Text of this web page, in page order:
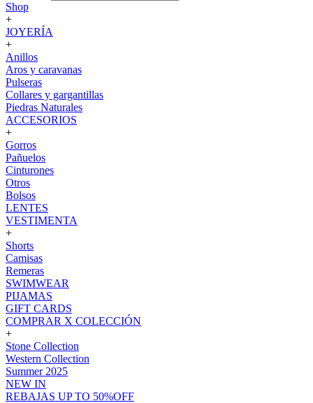
Shop
+
JOYERÍA
+
Anillos
Aros y caravanas
Pulseras
Collares y gargantillas
Piedras Naturales
ACCESORIOS
+
Gorros
Pañuelos
Cinturones
Otros
Bolsos
LENTES
VESTIMENTA
+
Shorts
Camisas
Remeras
SWIMWEAR
PIJAMAS
GIFT CARDS
COMPRAR X COLECCIÓN
+
Stone Collection
Western Collection
Summer 2025
NEW IN
REBAJAS UP TO 50%OFF